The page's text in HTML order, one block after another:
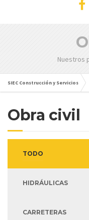
Nuestros
SIEC Construcción y Servicios
Obra civil
TODO
HIDRÁULICAS
CARRETERAS